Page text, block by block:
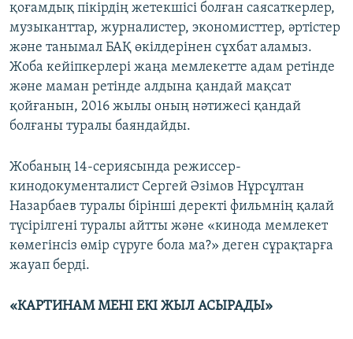
қоғамдық пікірдің жетекшісі болған саясаткерлер,
музыканттар, журналистер, экономисттер, әртістер
және танымал БАҚ өкілдерінен сұхбат аламыз.
Жоба кейіпкерлері жаңа мемлекетте адам ретінде
және маман ретінде алдына қандай мақсат
қойғанын, 2016 жылы оның нәтижесі қандай
болғаны туралы баяндайды.
Жобаның 14-сериясында режиссер-
кинодокументалист Сергей Әзімов Нұрсұлтан
Назарбаев туралы бірінші деректі фильмнің қалай
түсірілгені туралы айтты және «кинода мемлекет
көмегінсіз өмір сүруге бола ма?» деген сұрақтарға
жауап берді.
«КАРТИНАМ МЕНІ ЕКІ ЖЫЛ АСЫРАДЫ»